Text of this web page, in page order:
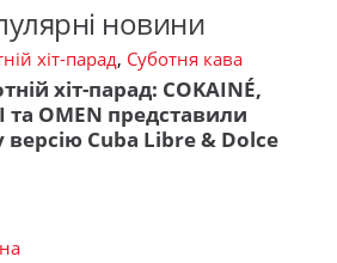
новини
хіт-парад, Суботня кава
хіт-парад: COKAINÉ,
та OMEN представили
версію Cuba Libre & Dolce